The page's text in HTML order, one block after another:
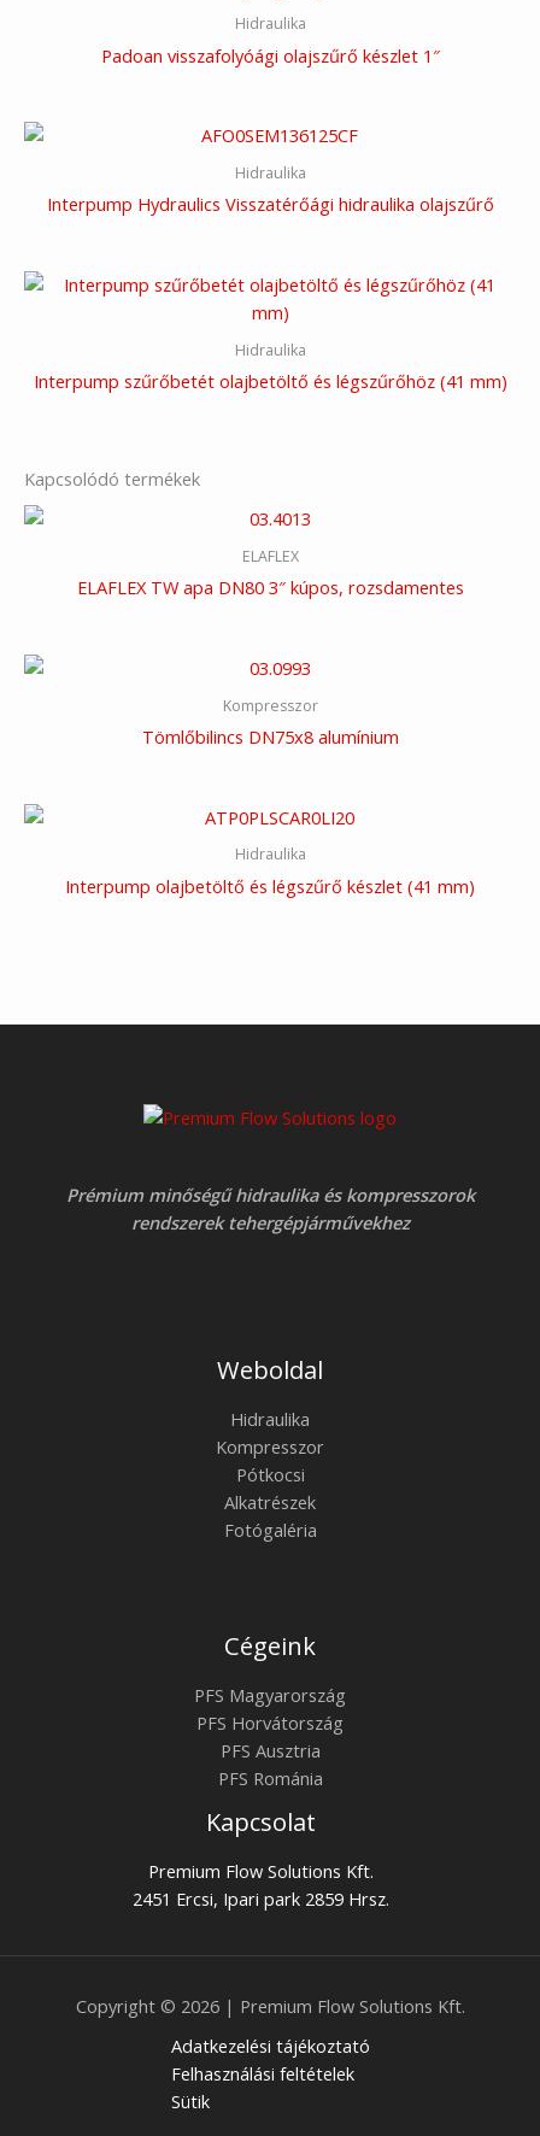
Hidraulika
Padoan visszafolyóági olajszűrő készlet 1″
Hidraulika
Interpump Hydraulics Visszatérőági hidraulika olajszűrő
Hidraulika
Interpump szűrőbetét olajbetöltő és légszűrőhöz (41 mm)
Kapcsolódó termékek
ELAFLEX
ELAFLEX TW apa DN80 3″ kúpos, rozsdamentes
Kompresszor
Tömlőbilincs DN75x8 alumínium
Hidraulika
Interpump olajbetöltő és légszűrő készlet (41 mm)
Prémium minőségű hidraulika és kompresszorok
rendszerek tehergépjárművekhez
Weboldal
Hidraulika
Kompresszor
Pótkocsi
Alkatrészek
Fotógaléria
Cégeink
PFS Magyarország
PFS Horvátország
PFS Ausztria
PFS Románia
Kapcsolat
Premium Flow Solutions Kft.
2451 Ercsi, Ipari park 2859 Hrsz.
Copyright © 2026 | Premium Flow Solutions Kft.
Adatkezelési tájékoztató
Felhasználási feltételek
Sütik